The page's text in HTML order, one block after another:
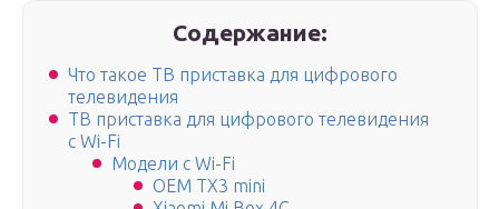
Содержание:
Что такое ТВ приставка для цифрового
телевидения
ТВ приставка для цифрового телевидения
с Wi-Fi
Модели с Wi-Fi
OEM TX3 mini